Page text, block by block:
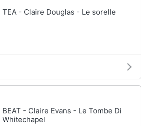
TEA - Claire Douglas - Le sorelle
BEAT - Claire Evans - Le Tombe Di
Whitechapel